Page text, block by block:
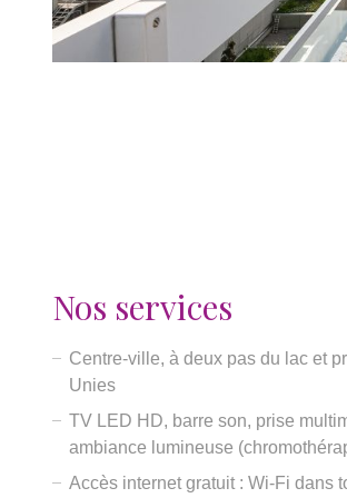
Nos services
Centre-ville, à deux pas du lac et
Unies
TV LED HD, barre son, prise
ambiance lumineuse
Accès internet gratuit : Wi-Fi dans